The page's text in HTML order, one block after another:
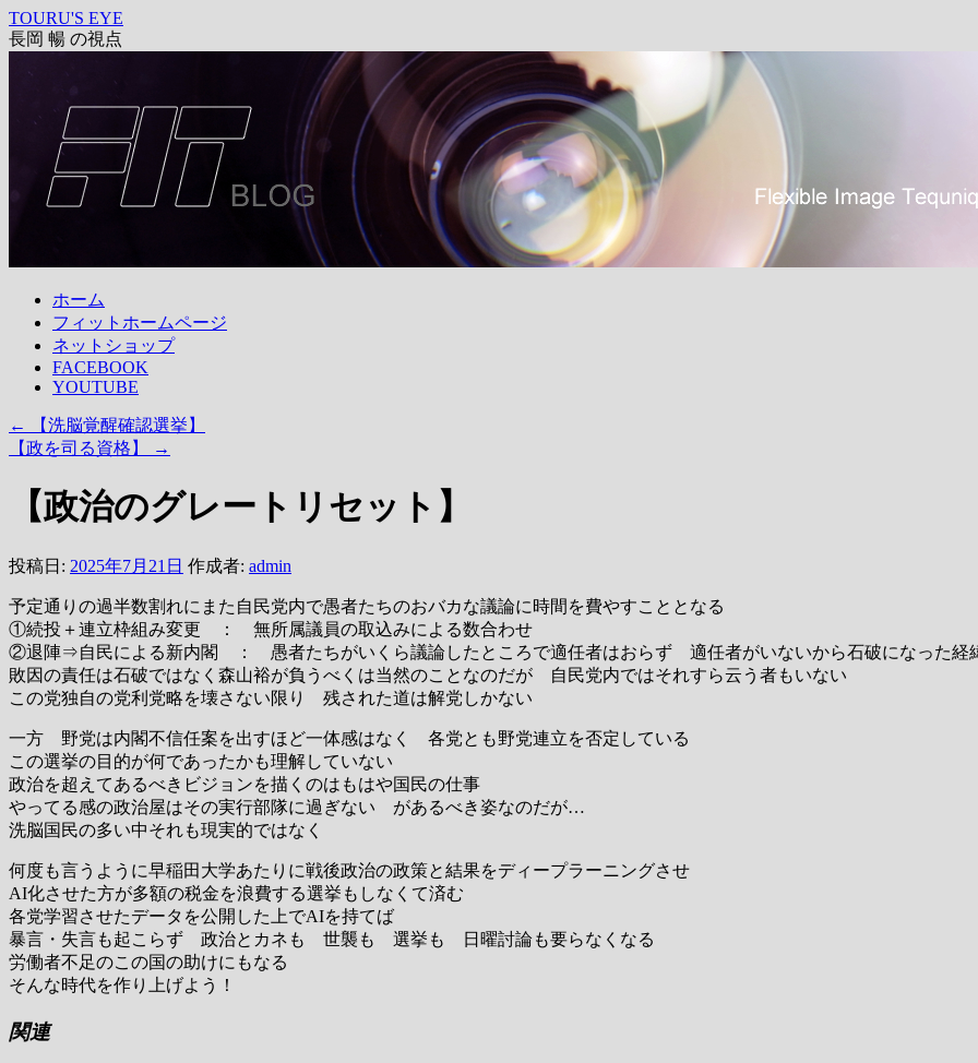
コ
ン
ッ
TOURU'S EYE
長岡 暢 の視点
ホーム
フィットホームページ
ネットショップ
FACEBOOK
YOUTUBE
←
【洗脳覚醒確認選挙】
【政を司る資格】
→
【政治のグレートリセット】
投稿日: 2025年7月21日 作成者: admin
予定通りの過半数割れにまた自民党内で愚者たちのおバカな議論に時間を費やすこととなる
①続投＋連立枠組み変更 ： 無所属議員の取込みによる数合わせ
②退陣⇒自民による新内閣 ： 愚者たちがいくら議論したところで適任者はおらず 適任者がいないから石破になった経
敗因の責任は石破ではなく森山裕が負うべくは当然のことなのだが 自民党内ではそれすら云う者もいない
この党独自の党利党略を壊さない限り 残された道は解党しかない
一方 野党は内閣不信任案を出すほど一体感はなく 各党とも野党連立を否定している
この選挙の目的が何であったかも理解していない
政治を超えてあるべきビジョンを描くのはもはや国民の仕事
やってる感の政治屋はその実行部隊に過ぎない があるべき姿なのだが…
洗脳国民の多い中それも現実的ではなく
何度も言うように早稲田大学あたりに戦後政治の政策と結果をディープラーニングさせ
AI化させた方が多額の税金を浪費する選挙もしなくて済む
各党学習させたデータを公開した上でAIを持てば
暴言・失言も起こらず 政治とカネも 世襲も 選挙も 日曜討論も要らなくなる
労働者不足のこの国の助けにもなる
そんな時代を作り上げよう！
関連